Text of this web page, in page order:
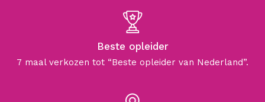
Beste opleider
7 maal verkozen tot “Beste opleider van Nederland”.